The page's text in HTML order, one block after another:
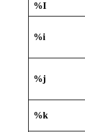
%I
%i
%j
%k